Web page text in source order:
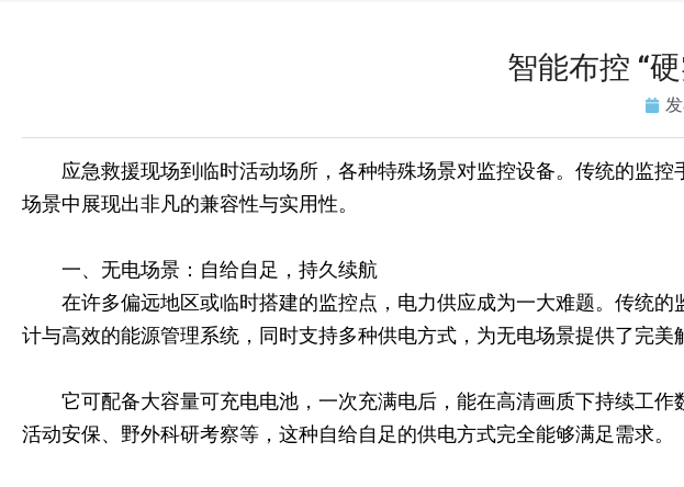
智能布控 “
应急救援现场到临时活动场所，各种特殊场景对监控设备。传统的监
场景中展现出非凡的兼容性与实用性。
一、无电场景：自给自足，持久续航
在许多偏远地区或临时搭建的监控点，电力供应成为一大难题。传统
计与高效的能源管理系统，同时支持多种供电方式，为无电场景提供了完美
它可配备大容量可充电电池，一次充满电后，能在高清画质下持续工
活动安保、野外科研考察等，这种自给自足的供电方式完全能够满足需求。